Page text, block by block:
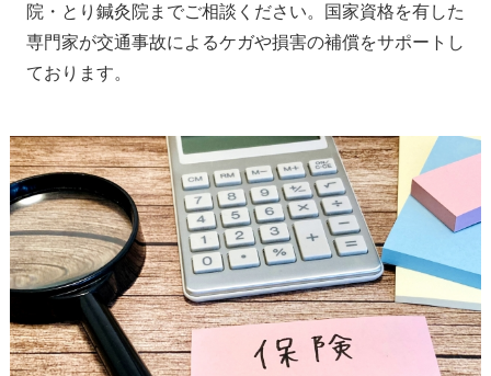
院・とり鍼灸院までご相談ください。国家資格を有した
専門家が交通事故によるケガや損害の補償をサポートし
ております。